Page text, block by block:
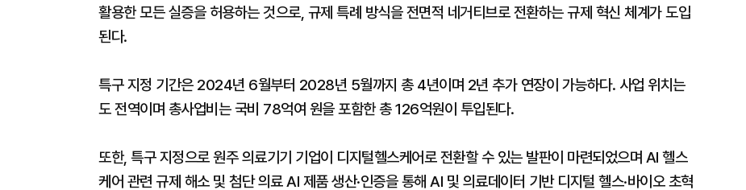
활용한 모든 실증을 허용하는 것으로, 규제 특례 방식을 전면적 네거티브로 전환하는 규제 혁신 체계가 도입
된다.
특구 지정 기간은 2024년 6월부터 2028년 5월까지 총 4년이며 2년 추가 연장이 가능하다. 사업 위치는
도 전역이며 총사업비는 국비 78억여 원을 포함한 총 126억원이 투입된다.
또한, 특구 지정으로 원주 의료기기 기업이 디지털헬스케어로 전환할 수 있는 발판이 마련되었으며 AI 헬스
케어 관련 규제 해소 및 첨단 의료 AI 제품 생산·인증을 통해 AI 및 의료데이터 기반 디지털 헬스·바이오 초혁